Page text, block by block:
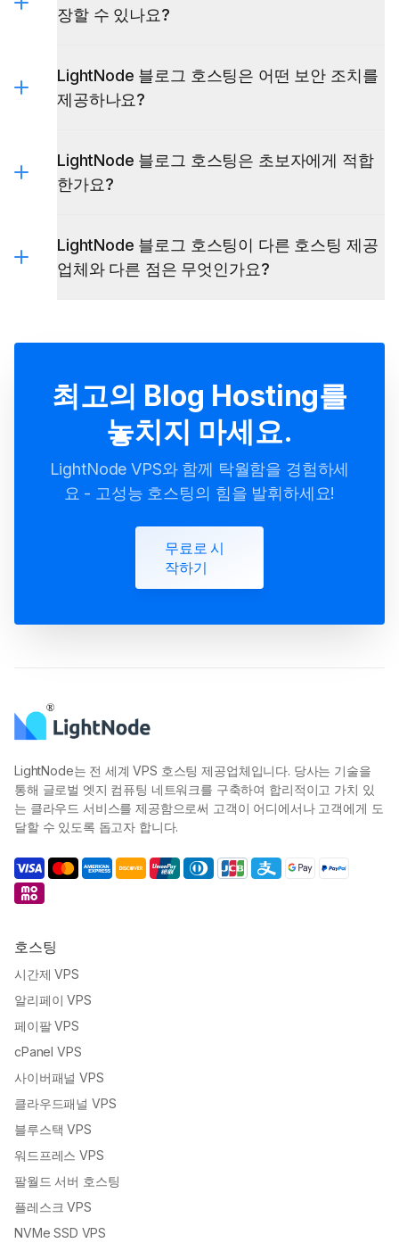
장할 수 있나요?
LightNode 블로그 호스팅은 어떤 보안 조치를
제공하나요?
LightNode 블로그 호스팅은 초보자에게 적합
한가요?
LightNode 블로그 호스팅이 다른 호스팅 제공
업체와 다른 점은 무엇인가요?
최고의 Blog Hosting를
놓치지 마세요.
LightNode VPS와 함께 탁월함을 경험하세
요 - 고성능 호스팅의 힘을 발휘하세요!
무료로 시
작하기
LightNode는 전 세계 VPS 호스팅 제공업체입니다. 당사는 기술을
통해 글로벌 엣지 컴퓨팅 네트워크를 구축하여 합리적이고 가치 있
는 클라우드 서비스를 제공함으로써 고객이 어디에서나 고객에게 도
달할 수 있도록 돕고자 합니다.
호스팅
시간제 VPS
알리페이 VPS
페이팔 VPS
cPanel VPS
사이버패널 VPS
클라우드패널 VPS
블루스택 VPS
워드프레스 VPS
팔월드 서버 호스팅
플레스크 VPS
NVMe SSD VPS